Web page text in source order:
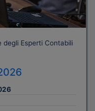
degli Esperti Contabili